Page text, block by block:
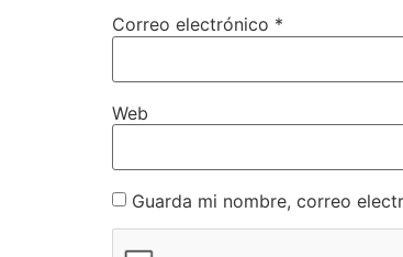
Correo electrónico *
Web
Guarda mi nombre, correo